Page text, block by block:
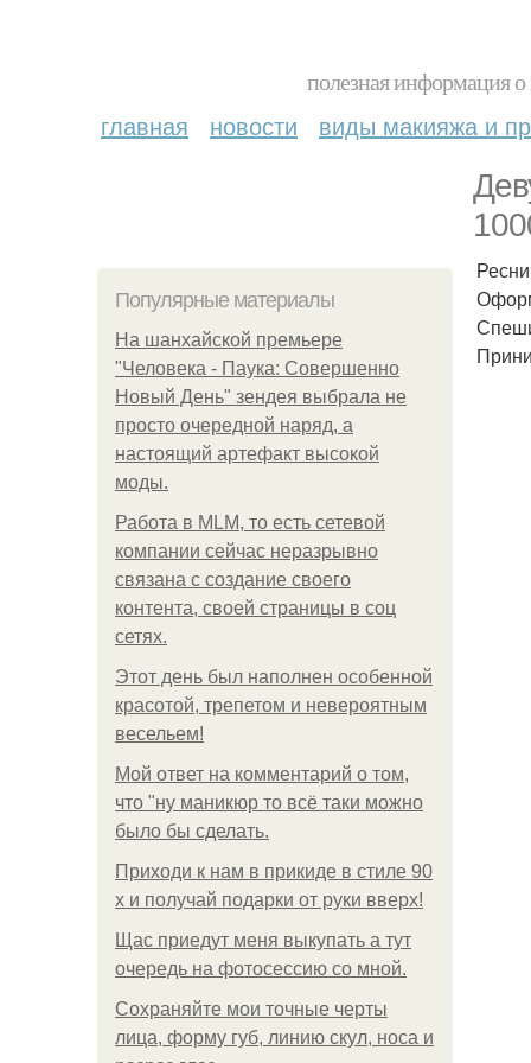
полезная информация
главная новости виды макияжа и
Популярные материалы
На шанхайской премьере
"Человека - Паука: Совершенно
Новый День" зендея выбрала не
просто очередной наряд, а
настоящий артефакт высокой
моды.
Работа в MLM, то есть сетевой
компании сейчас неразрывно
связана с создание своего
контента, своей страницы в соц
сетях.
Этот день был наполнен особенной
красотой, трепетом и невероятным
весельем!
Мой ответ на комментарий о том,
что "ну маникюр то всё таки можно
было бы сделать.
Приходи к нам в прикиде в стиле 90
х и получай подарки от руки вверх!
Щас приедут меня выкупать а тут
очередь на фотосессию со мной.
Сохраняйте мои точные черты
лица, форму губ, линию скул, носа и